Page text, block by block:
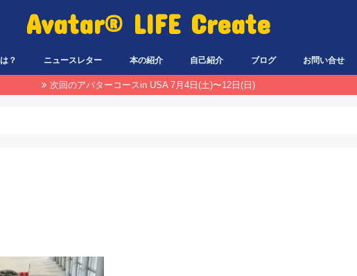
Avatar® LIFE Create
？ ニュースレター 本の紹介 自己紹介 ブログ お問い合せ
次回のアバターコースin USA 7月4日(土)〜12日(日)